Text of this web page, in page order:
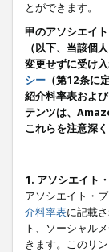
とができます。
甲のアソシエイ
（以下、当該個
変更せずに受け
シー （第12条に
紹介料率表およ
テンツは、
これらを注意深
1. アソシエイト
アソシエイト・
介料率表に記載
ト、ソーシャル
きます。このリ